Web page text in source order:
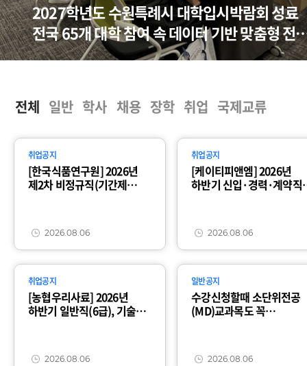
2027학년도 수원특례시 대학입시박람회 성료
전국 65개 대학 참여 속 데이터 기반 맞춤형 전
제시
전체
취업공지
[한국식품연구원] 2026년
제2차 비정규직(기간제
2026.08.06
취업공지
[케이티피앤엠] 2026년
하반기 신입·경력·계약직
2026.08.06
취업공지
[농협우리사료] 2026년
하반기 일반직(6급), 기술직
2026.08.06
일반공지
수강신청할때 소단위전공
(MD)교과목도 꼭
2026.08.06
일반 학사 채용 장학 취업 국제교류